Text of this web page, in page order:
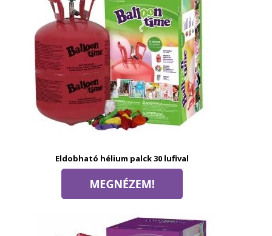
Eldobható hélium palck 30 lufival